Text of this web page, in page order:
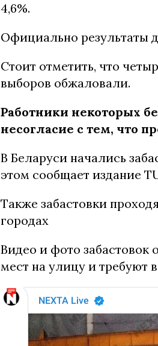
4,6%.
Официально результаты
Стоит отметить, что
выборов обжаловали.
Работники некоторых
несогласие с тем, что
В Беларуси начались
этом сообщает издание
Также забастовки
городах
Видео и фото забастовок
мест на улицу и требуют